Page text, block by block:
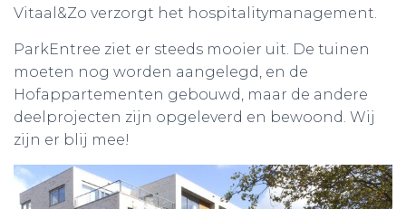
Vitaal&Zo verzorgt het hospitalitymanagement.
ParkEntree ziet er steeds mooier uit. De tuinen
moeten nog worden aangelegd, en de
Hofappartementen gebouwd, maar de andere
deelprojecten zijn opgeleverd en bewoond. Wij
zijn er blij mee!